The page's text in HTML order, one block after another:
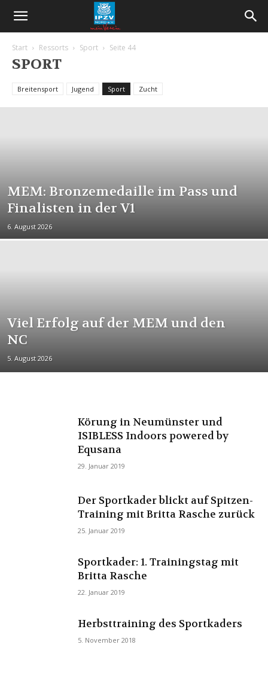
Start Ressorts Sport Seite 44
SPORT
Breitensport Jugend Sport Zucht
MEM: Bronzemedaille im Pass und
Finalisten in der V1
6. August 2026
Viel Erfolg auf der MEM und den
NC
5. August 2026
Körung in Neumünster und
ISIBLESS Indoors powered by
Equsana
29. Januar 2019
Der Sportkader blickt auf Spitzen-
Training mit Britta Rasche zurück
25. Januar 2019
Sportkader: 1. Trainingstag mit
Britta Rasche
22. Januar 2019
Herbsttraining des Sportkaders
5. November 2018